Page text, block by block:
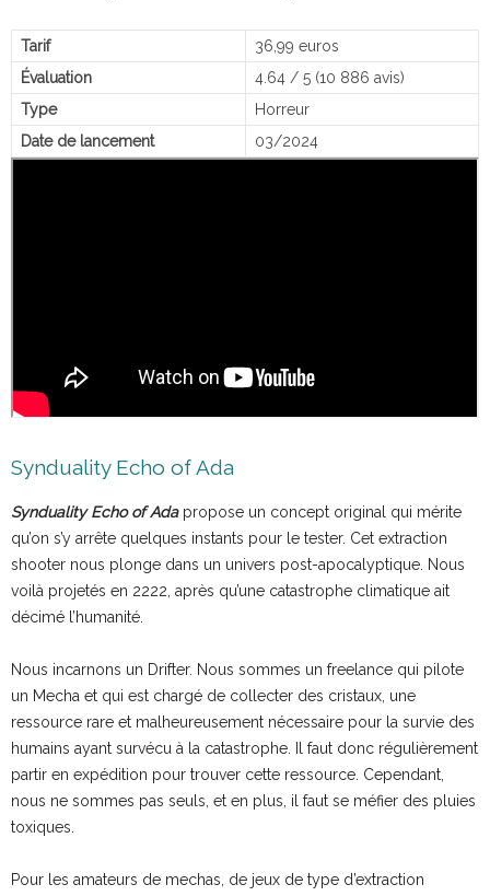
Tarif
36,99 euros
Évaluation
4.64 / 5 (10 886 avis)
Type
Horreur
Date de lancement
03/2024
Synduality Echo of Ada
Synduality Echo of Adapropose un concept original qui mérite
qu’on s’y arrête quelques instants pour le tester. Cet extraction
shooter nous plonge dans un univers post-apocalyptique. Nous
voilà projetés en 2222, après qu’une catastrophe climatique ait
décimé l’humanité.
Nous incarnons un Drifter. Nous sommes un freelance qui pilote
un Mecha et qui est chargé de collecter des cristaux, une
ressource rare et malheureusement nécessaire pour la survie des
humains ayant survécu à la catastrophe. Il faut donc régulièrement
partir en expédition pour trouver cette ressource. Cependant,
nous ne sommes pas seuls, et en plus, il faut se méfier des pluies
toxiques.
Pour les amateurs de mechas, de jeux de type d’extraction